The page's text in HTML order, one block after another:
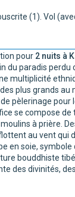
(1). Vol
pour 2 nuits à
du paradis perdu
multiplicité
plus grands au
pèlerinage
se compose
à prière.
au vent qui
en soie,
bouddhiste
des divinités,